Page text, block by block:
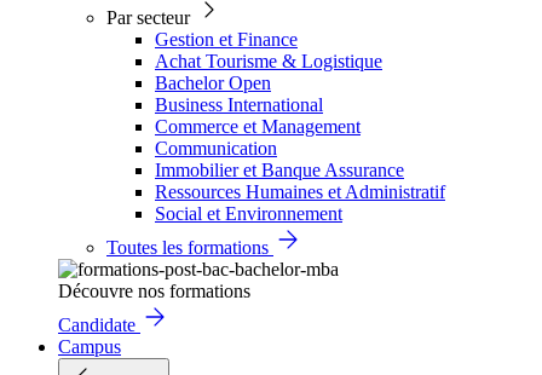
Par secteur
Gestion et Finance
Achat Tourisme & Logistique
Bachelor Open
Business International
Commerce et Management
Communication
Immobilier et Banque Assurance
Ressources Humaines et Administratif
Social et Environnement
Toutes les formations
Découvre nos formations
Candidate
Campus